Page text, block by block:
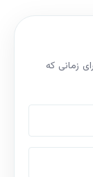
زمانی که